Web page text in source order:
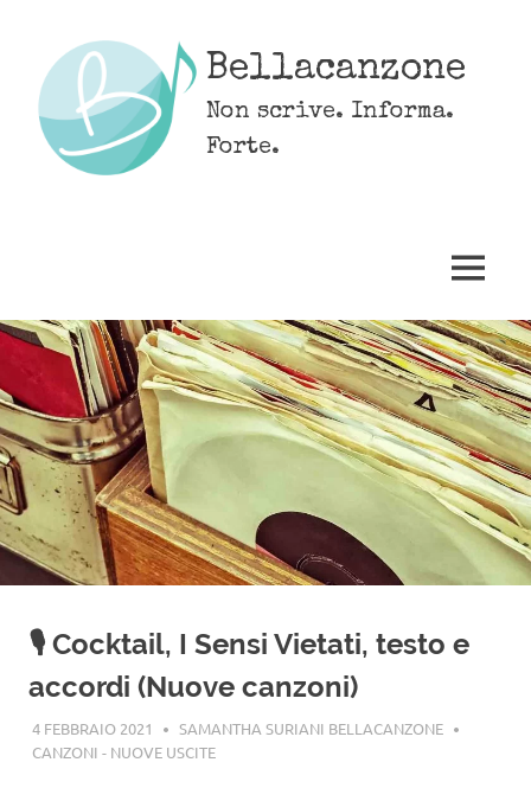
content
Bellacanzone
Non scrive. Informa.
Forte.
MENU
🎙️ Cocktail, I Sensi Vietati, testo e
accordi (Nuove canzoni)
4 FEBBRAIO 2021
SAMANTHA SURIANI BELLACANZONE
CANZONI - NUOVE USCITE